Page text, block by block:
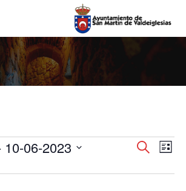
Buscar
de
de
Lista
10-06-2023